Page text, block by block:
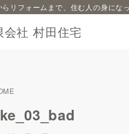
会社 村田住宅
らリフォームまで、住む人の身にな